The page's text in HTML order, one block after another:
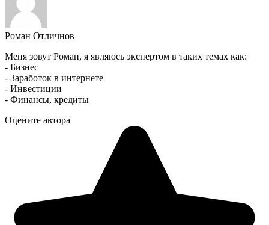
Роман Отличнов
Меня зовут Роман, я являюсь экспертом в таких темах как:
- Бизнес
- Заработок в интернете
- Инвестиции
- Финансы, кредиты
Оцените автора